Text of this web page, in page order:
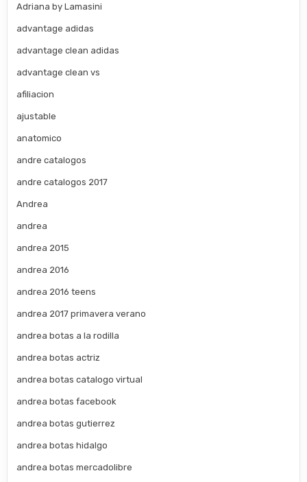
Adriana by Lamasini
advantage adidas
advantage clean adidas
advantage clean vs
afiliacion
ajustable
anatomico
andre catalogos
andre catalogos 2017
Andrea
andrea
andrea 2015
andrea 2016
andrea 2016 teens
andrea 2017 primavera verano
andrea botas a la rodilla
andrea botas actriz
andrea botas catalogo virtual
andrea botas facebook
andrea botas gutierrez
andrea botas hidalgo
andrea botas mercadolibre